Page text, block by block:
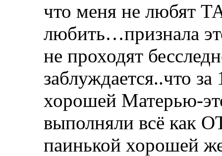
что меня не любят
любить…признала
не проходят
заблуждается..что
хорошей Матерью-
выполняли всё как
паинькой хорошей